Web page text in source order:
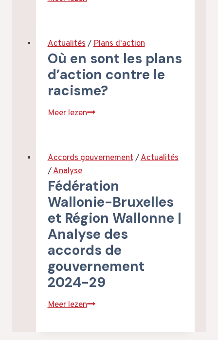
d’action
interfédéral
contre
le
racisme
pour
plan
interfédéral
contre
racisme
Actualités/Plans d'action
Où en sont les plans
d’action contre le
racisme?
Meer lezenOù
d’action
contre
le
racisme?
Accords gouvernement/Actualités
/Analyse
Fédération
Wallonie-Bruxelles
et Région Wallonne |
Analyse des
accords de
gouvernement
2024-29
Meer lezenFédération